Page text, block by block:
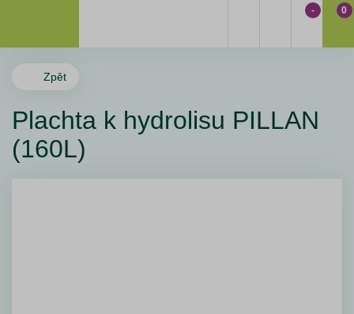
- 0
Zpět
Plachta k hydrolisu PILLAN
(160L)